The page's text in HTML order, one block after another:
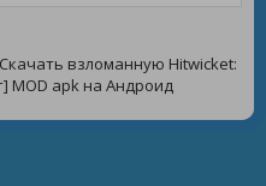
взломанную Hitwicket:
MOD apk на Андроид